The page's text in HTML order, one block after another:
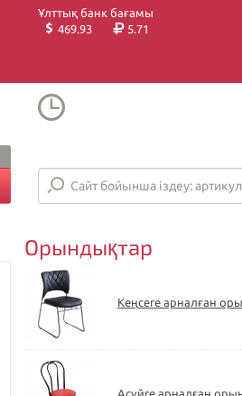
Ұлттық банк бағамы
469.93
5.71
Орындықтар
Кеңсеге арналған